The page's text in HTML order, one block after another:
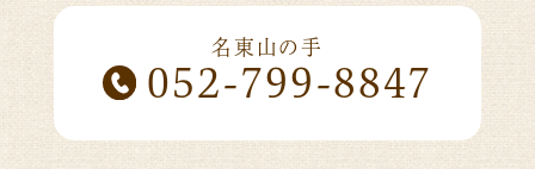
名東山の手
052-799-8847